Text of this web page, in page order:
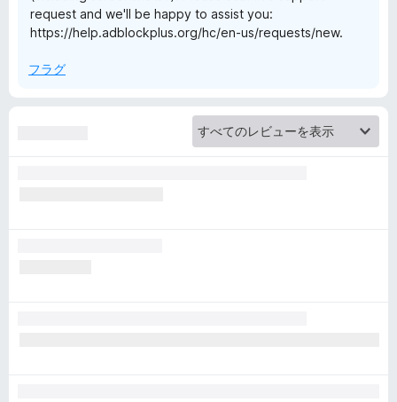
ビ
ュ
request and we'll be happy to assist you:
https://help.adblockplus.org/hc/en-us/requests/new.
フラグ